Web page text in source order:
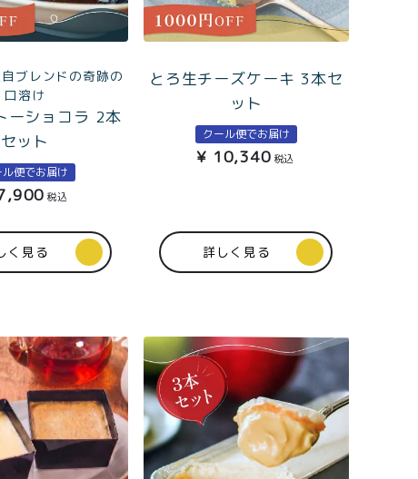
ブレンドの奇跡の
口溶け
ーショコラ 2本
セット
ル便でお届け
税込
く見る
とろ生チーズケーキ 3本セ
ット
クール便でお届け
¥ 10,340 税込
詳しく見る